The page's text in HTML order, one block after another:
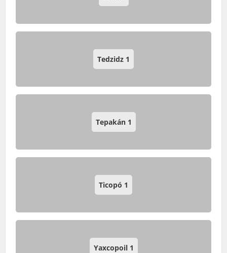
Tedzidz 1
Tepakán 1
Ticopó 1
Yaxcopoil 1